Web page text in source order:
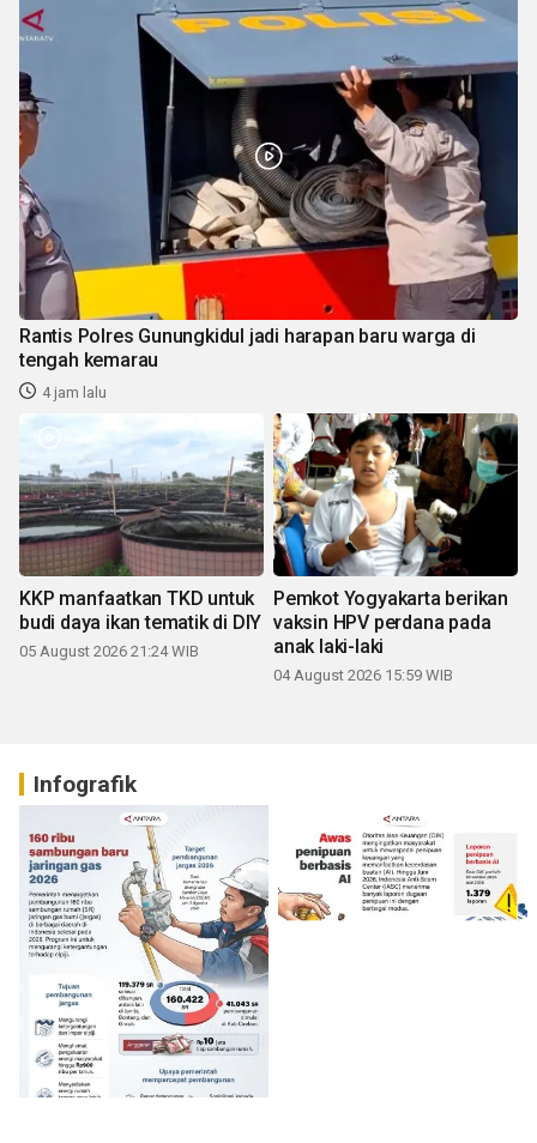
Rantis Polres Gunungkidul jadi harapan baru warga di
tengah kemarau
4 jam lalu
KKP manfaatkan TKD untuk
budi daya ikan tematik di DIY
05 August 2026 21:24 WIB
Pemkot Yogyakarta berikan
vaksin HPV perdana pada
anak laki-laki
04 August 2026 15:59 WIB
Infografik